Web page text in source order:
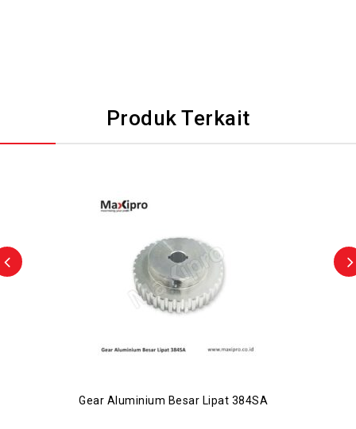
Produk Terkait
Gear Aluminium Besar Lipat 384SA